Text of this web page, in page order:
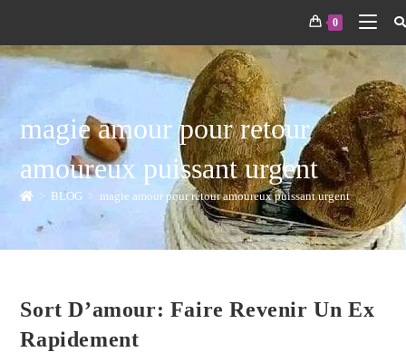
0
magie amour pour retour
amoureux puissant urgent
> BLOG > magie amour pour retour amoureux puissant urgent
Sort D’amour: Faire Revenir Un Ex
Rapidement